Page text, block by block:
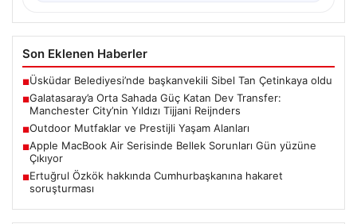
Son Eklenen Haberler
■Üsküdar Belediyesi’nde başkanvekili Sibel Tan Çetinkaya oldu
■Galatasaray’a Orta Sahada Güç Katan Dev Transfer:
Manchester City’nin Yıldızı Tijjani Reijnders
■Outdoor Mutfaklar ve Prestijli Yaşam Alanları
■Apple MacBook Air Serisinde Bellek Sorunları Gün yüzüne
Çıkıyor
■Ertuğrul Özkök hakkında Cumhurbaşkanına hakaret
soruşturması